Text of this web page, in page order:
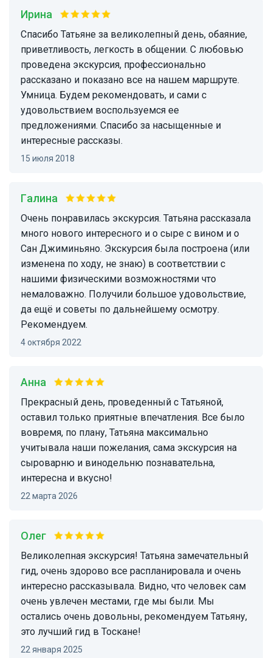
Ирина
Спасибо Татьяне за великолепный день, обаяние,
приветливость, легкость в общении. С любовью
проведена экскурсия, профессионально
рассказано и показано все на нашем маршруте.
Умница. Будем рекомендовать, и сами с
удовольствием воспользуемся ее
предложениями. Спасибо за насыщенные и
интересные рассказы.
15 июля 2018
Галина
Очень понравилась экскурсия. Татьяна рассказала
много нового интересного и о сыре с вином и о
Сан Джиминьяно. Экскурсия была построена (или
изменена по ходу, не знаю) в соответствии с
нашими физическими возможностями что
немаловажно. Получили большое удовольствие,
да ещё и советы по дальнейшему осмотру.
Рекомендуем.
4 октября 2022
Анна
Прекрасный день, проведенный с Татьяной,
оставил только приятные впечатления. Все было
вовремя, по плану, Татьяна максимально
учитывала наши пожелания, сама экскурсия на
сыроварню и винодельню познавательна,
интересна и вкусно!
22 марта 2026
Олег
Великолепная экскурсия! Татьяна замечательный
гид, очень здорово все распланировала и очень
интересно рассказывала. Видно, что человек сам
очень увлечен местами, где мы были. Мы
остались очень довольны, рекомендуем Татьяну,
это лучший гид в Тоскане!
22 января 2025